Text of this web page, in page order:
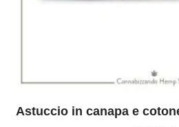
Astuccio in canapa e